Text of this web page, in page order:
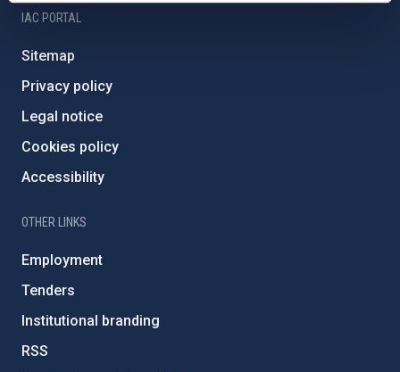
IAC PORTAL
Sitemap
Privacy policy
Legal notice
Cookies policy
Accessibility
OTHER LINKS
Employment
Tenders
Institutional branding
RSS